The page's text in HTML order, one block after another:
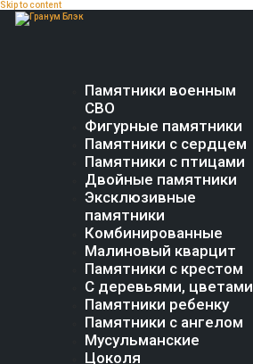
Skip to content
Памятники военным
СВО
Фигурные памятники
Памятники с сердцем
Памятники с птицами
Двойные памятники
Эксклюзивные
памятники
Комбинированные
Малиновый кварцит
Памятники с крестом
С деревьями, цветами
Памятники ребенку
Памятники с ангелом
Мусульманские
Цоколя